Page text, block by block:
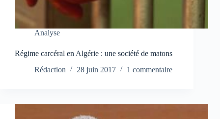
Analyse
Régime carcéral en Algérie : une société de matons
Rédaction
28 juin 2017 1 commentaire